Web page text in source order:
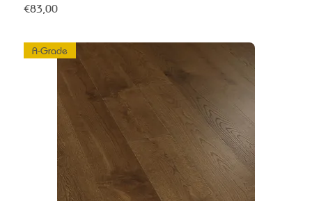
Fiyat
€83,00
A-Grade